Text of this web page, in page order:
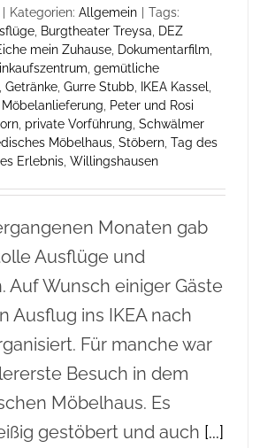
Kategorien: Allgemein
Tags:
, Burgtheater Treysa, DEZ
mein Zuhause, Dokumentarfilm,
, gemütliche
, Getränke, Gurre Stubb, IKEA Kassel,
Möbelanlieferung, Peter und Rosi
, private Vorführung, Schwälmer
Möbelhaus, Stöbern, Tag des
Erlebnis, Willingshausen
Monaten gab
Ausflüge und
Auf Wunsch einiger Gäste
Ausflug ins IKEA nach
Für manche war
Besuch in dem
Möbelhaus. Es
gestöbert und auch [...]